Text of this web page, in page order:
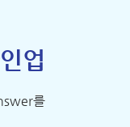
업
를